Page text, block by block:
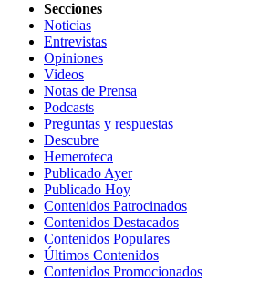
Secciones
Noticias
Entrevistas
Opiniones
Videos
Notas de Prensa
Podcasts
Preguntas y respuestas
Descubre
Hemeroteca
Publicado Ayer
Publicado Hoy
Contenidos Patrocinados
Contenidos Destacados
Contenidos Populares
Últimos Contenidos
Contenidos Promocionados